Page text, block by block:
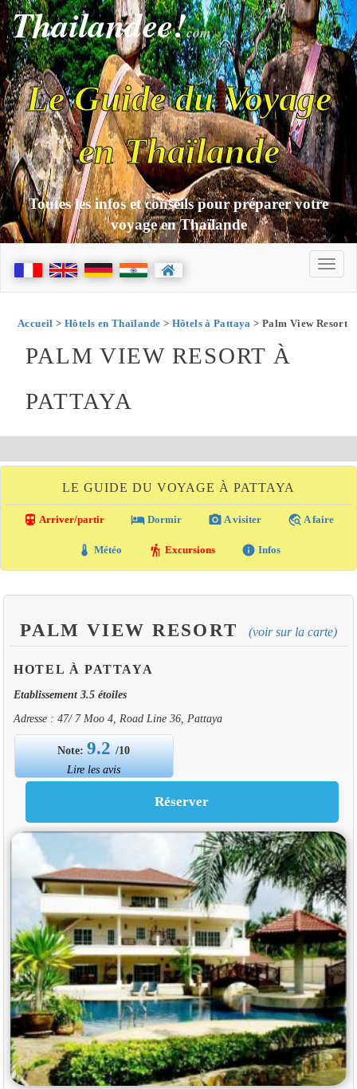
Thailandee!com
Le Guide du Voyage
en Thaïlande
Toutes les infos et conseils pour préparer votre
voyage en Thaïlande
Accueil > Hôtels en Thaïlande > Hôtels à Pattaya > Palm View Resort
PALM VIEW RESORT À
PATTAYA
LE GUIDE DU VOYAGE À PATTAYA
directions_transit Arriver/partir local_hotel Dormir photo_camera A visiter travel_explore A faire
thermostat Météo hiking Excursions info Infos
PALM VIEW RESORT (voir sur la carte)
HOTEL À PATTAYA
Etablissement 3.5 étoiles
Adresse : 47/ 7 Moo 4, Road Line 36, Pattaya
Note:9.2/10
Lire les avis